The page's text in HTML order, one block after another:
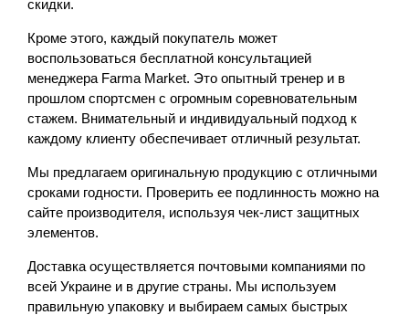
скидки.
Кроме этого, каждый покупатель может
воспользоваться бесплатной консультацией
менеджера Farma Market. Это опытный тренер и в
прошлом спортсмен с огромным соревновательным
стажем. Внимательный и индивидуальный подход к
каждому клиенту обеспечивает отличный результат.
Мы предлагаем оригинальную продукцию с отличными
сроками годности. Проверить ее подлинность можно на
сайте производителя, используя чек-лист защитных
элементов.
Доставка осуществляется почтовыми компаниями по
всей Украине и в другие страны. Мы используем
правильную упаковку и выбираем самых быстрых